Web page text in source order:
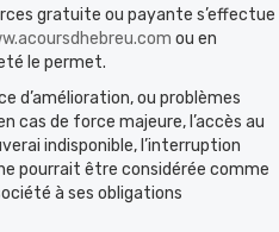
gratuite ou payante s’effectue
ou en
le permet.
d’amélioration, ou problèmes
cas de force majeure, l’accès au
indisponible, l’interruption
pourrait être considérée comme
à ses obligations